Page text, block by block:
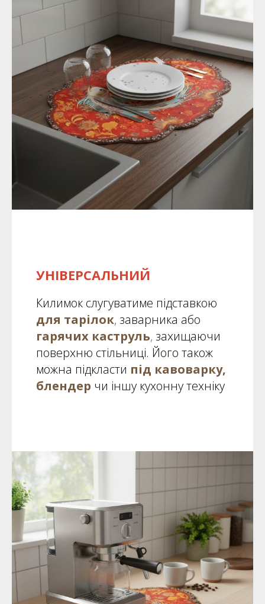
УНІВЕРСАЛЬНИЙ
Килимок слугуватиме підставкою
для тарілок, заварника або
гарячих каструль, захищаючи
поверхню стільниці. Його також
можна підкласти під кавоварку,
блендер чи іншу кухонну техніку